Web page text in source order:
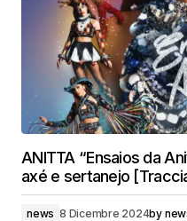
ANITTA “Ensaios da
axé e sertanejo
news 8 Dicembre 2024by